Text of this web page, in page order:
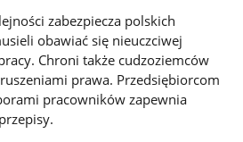
zabezpiecza polskich
obawiać się nieuczciwej
Chroni także cudzoziemców
prawa. Przedsiębiorcom
pracowników zapewnia